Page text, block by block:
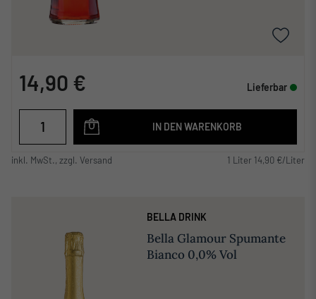
14,90 € Lieferbar
IN DEN WARENKORB
inkl. MwSt., zzgl. Versand 1 Liter 14,90 €/Liter
BELLA DRINK
Bella Glamour Spumante
Bianco 0,0% Vol